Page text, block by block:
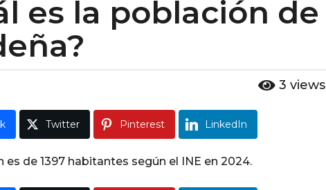
es la población de
3 views
Twitter Pinterest LinkedIn
es de 1397 habitantes según el INE en 2024.